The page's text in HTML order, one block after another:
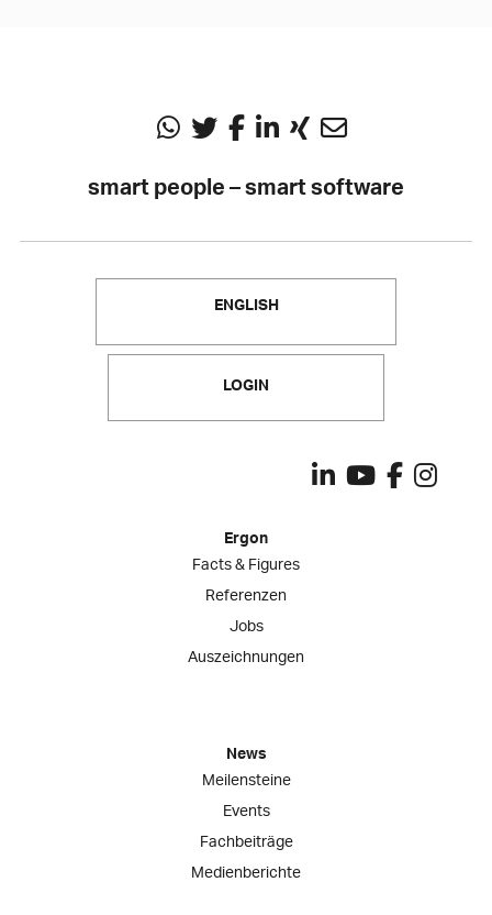
smart people – smart software
ENGLISH
LOGIN
Ergon
Facts & Figures
Referenzen
Jobs
Auszeichnungen
News
Meilensteine
Events
Fachbeiträge
Medienberichte